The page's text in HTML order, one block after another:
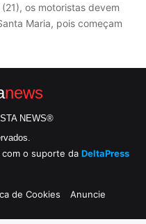
os motoristas devem
Maria, pois começam
news
NEWS®
o suporte da DeltaPress
de Cookies Anuncie